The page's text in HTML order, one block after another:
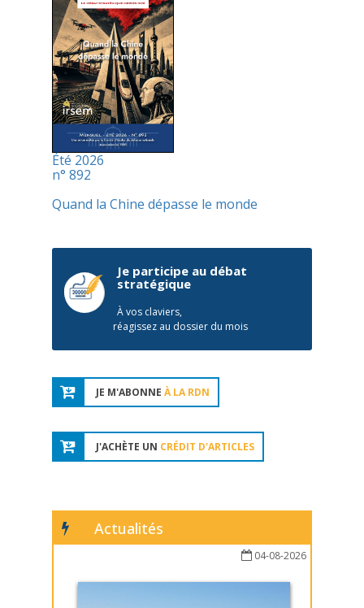
Été 2026
n° 892
Quand la Chine dépasse le monde
Je participe au débat
stratégique
À vos claviers,
réagissez au dossier du mois
JE M'ABONNE À LA RDN
J'ACHÈTE UN CRÉDIT D'ARTICLES
Actualités
04-08-2026